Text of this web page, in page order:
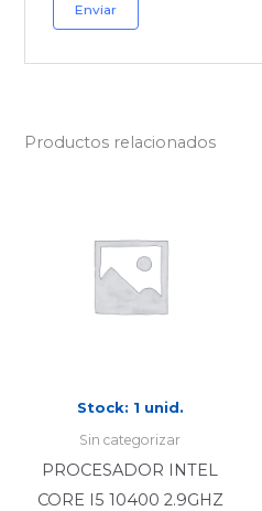
Productos relacionados
Stock: 1 unid.
Sin categorizar
PROCESADOR INTEL
CORE I5 10400 2.9GHZ